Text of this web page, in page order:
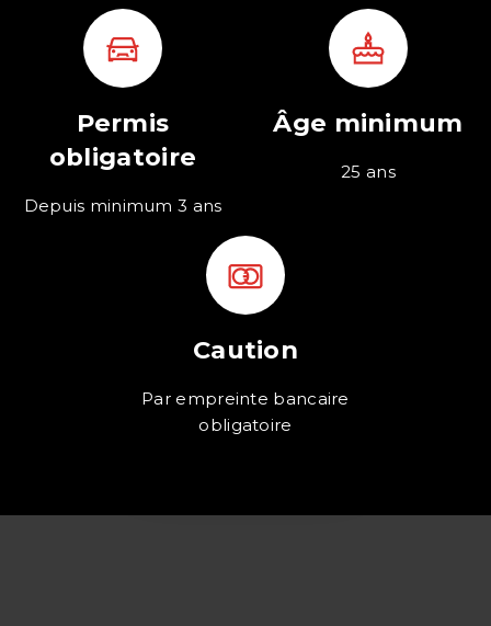
Permis
obligatoire
Depuis minimum 3 ans
Âge minimum
25 ans
Caution
Par empreinte bancaire
obligatoire